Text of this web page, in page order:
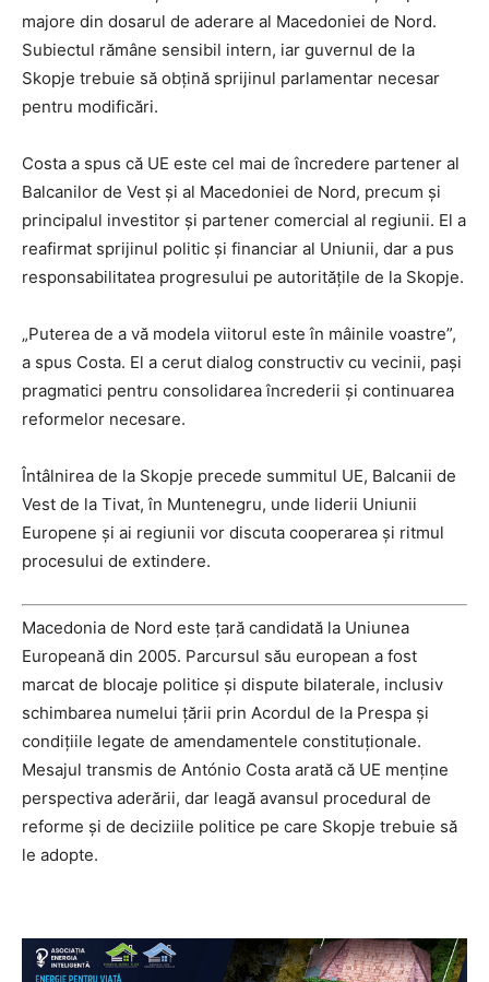
majore din dosarul de aderare al Macedoniei de Nord.
Subiectul rămâne sensibil intern, iar guvernul de la
Skopje trebuie să obțină sprijinul parlamentar necesar
pentru modificări.
Costa a spus că UE este cel mai de încredere partener al
Balcanilor de Vest și al Macedoniei de Nord, precum și
principalul investitor și partener comercial al regiunii. El a
reafirmat sprijinul politic și financiar al Uniunii, dar a pus
responsabilitatea progresului pe autoritățile de la Skopje.
„Puterea de a vă modela viitorul este în mâinile voastre”,
a spus Costa. El a cerut dialog constructiv cu vecinii, pași
pragmatici pentru consolidarea încrederii și continuarea
reformelor necesare.
Întâlnirea de la Skopje precede summitul UE, Balcanii de
Vest de la Tivat, în Muntenegru, unde liderii Uniunii
Europene și ai regiunii vor discuta cooperarea și ritmul
procesului de extindere.
Macedonia de Nord este țară candidată la Uniunea
Europeană din 2005. Parcursul său european a fost
marcat de blocaje politice și dispute bilaterale, inclusiv
schimbarea numelui țării prin Acordul de la Prespa și
condițiile legate de amendamentele constituționale.
Mesajul transmis de António Costa arată că UE menține
perspectiva aderării, dar leagă avansul procedural de
reforme și de deciziile politice pe care Skopje trebuie să
le adopte.